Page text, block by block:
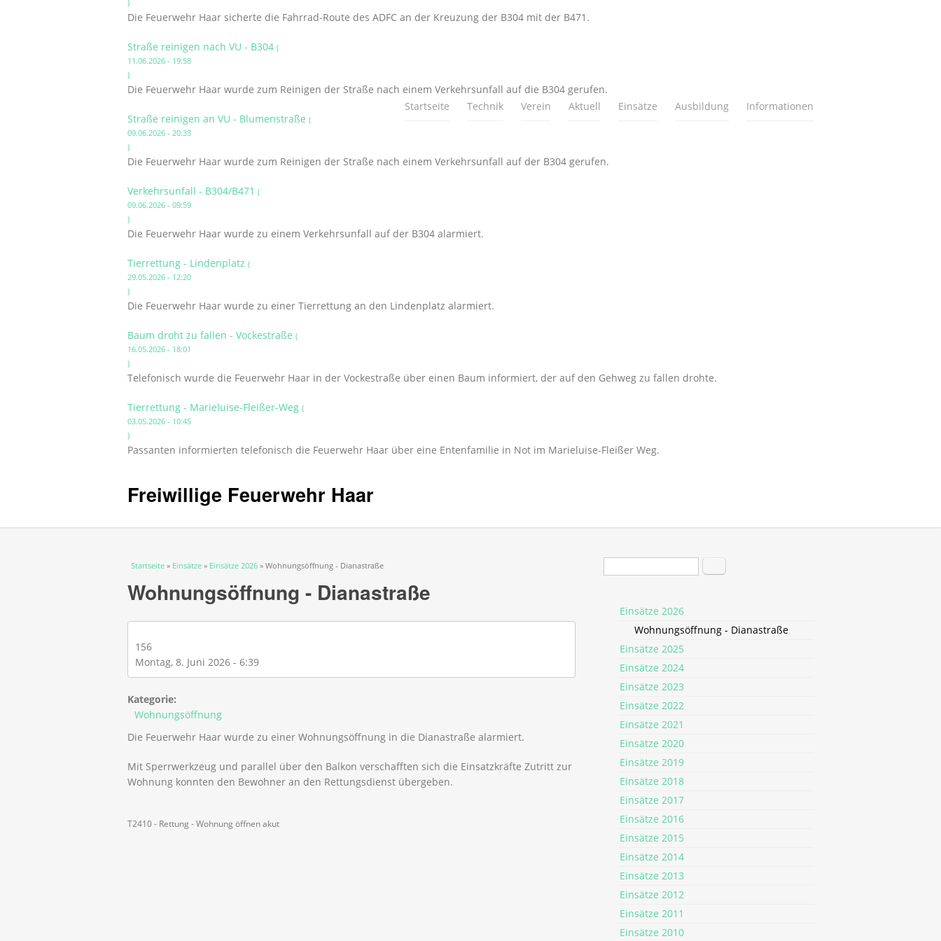
Startseite Technik Verein Aktuell Einsätze Ausbildung Informationen
)
Die Feuerwehr Haar sicherte die Fahrrad-Route des ADFC an der Kreuzung der B304 mit der B471.
Straße reinigen nach VU - B304 (
11.06.2026 - 19:58
)
Die Feuerwehr Haar wurde zum Reinigen der Straße nach einem Verkehrsunfall auf die B304 gerufen.
Straße reinigen an VU - Blumenstraße (
09.06.2026 - 20:33
)
Die Feuerwehr Haar wurde zum Reinigen der Straße nach einem Verkehrsunfall auf der B304 gerufen.
Verkehrsunfall - B304/B471 (
09.06.2026 - 09:59
)
Die Feuerwehr Haar wurde zu einem Verkehrsunfall auf der B304 alarmiert.
Tierrettung - Lindenplatz (
29.05.2026 - 12:20
)
Die Feuerwehr Haar wurde zu einer Tierrettung an den Lindenplatz alarmiert.
Baum droht zu fallen - Vockestraße (
16.05.2026 - 18:01
)
Telefonisch wurde die Feuerwehr Haar in der Vockestraße über einen Baum informiert, der auf den Gehweg zu fallen drohte.
Tierrettung - Marieluise-Fleißer-Weg (
03.05.2026 - 10:45
)
Passanten informierten telefonisch die Feuerwehr Haar über eine Entenfamilie in Not im Marieluise-Fleißer Weg.
Freiwillige Feuerwehr Haar
Sie sind hier
Startseite » Einsätze » Einsätze 2026 » Wohnungsöffnung - Dianastraße
Wohnungsöffnung - Dianastraße
156
Montag, 8. Juni 2026 - 6:39
Kategorie:
Wohnungsöffnung
Die Feuerwehr Haar wurde zu einer Wohnungsöffnung in die Dianastraße alarmiert.
Mit Sperrwerkzeug und parallel über den Balkon verschafften sich die Einsatzkräfte Zutritt zur
Wohnung konnten den Bewohner an den Rettungsdienst übergeben.
T2410 - Rettung - Wohnung öffnen akut
Suchformular Suche
Einsätze 2026
Wohnungsöffnung - Dianastraße
Einsätze 2025
Einsätze 2024
Einsätze 2023
Einsätze 2022
Einsätze 2021
Einsätze 2020
Einsätze 2019
Einsätze 2018
Einsätze 2017
Einsätze 2016
Einsätze 2015
Einsätze 2014
Einsätze 2013
Einsätze 2012
Einsätze 2011
Einsätze 2010